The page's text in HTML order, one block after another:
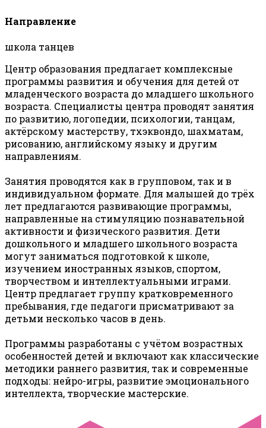
Направление
школа танцев
Центр образования предлагает комплексные
программы развития и обучения для детей от
младенческого возраста до младшего школьного
возраста. Специалисты центра проводят занятия
по развитию, логопедии, психологии, танцам,
актёрскому мастерству, тхэквондо, шахматам,
рисованию, английскому языку и другим
направлениям.
Занятия проводятся как в групповом, так и в
индивидуальном формате. Для малышей до трёх
лет предлагаются развивающие программы,
направленные на стимуляцию познавательной
активности и физического развития. Дети
дошкольного и младшего школьного возраста
могут заниматься подготовкой к школе,
изучением иностранных языков, спортом,
творчеством и интеллектуальными играми.
Центр предлагает группу кратковременного
пребывания, где педагоги присматривают за
детьми несколько часов в день.
Программы разработаны с учётом возрастных
особенностей детей и включают как классические
методики раннего развития, так и современные
подходы: нейро-игры, развитие эмоционального
интеллекта, творческие мастерские.